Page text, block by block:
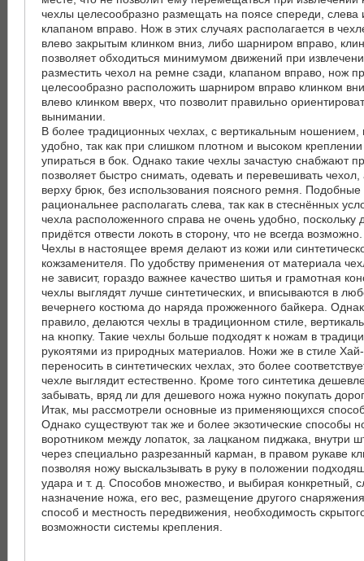
чехлы целесообразно размещать на поясе спереди, слева
клапаном вправо. Нож в этих случаях располагается в
влево закрытым клинком вниз, либо шарниром вправо,
позволяет обходиться минимумом движений при
разместить чехол на ремне сзади, клапаном вправо, нож
целесообразно расположить шарниром вправо клинком
влево клинком вверх, что позволит правильно
вынимании.
В более традиционных чехлах, с вертикальным ношением,
удобно, так как при слишком плотном и высоком
упираться в бок. Однако такие чехлы зачастую снабжают
позволяет быстро снимать, одевать и перевешивать чехол,
верху брюк, без использования поясного ремня. Подобные
рациональнее располагать слева, так как в стеснённых
чехла расположенного справа не очень удобно,
придётся отвести локоть в сторону, что не всегда возможно.
Чехлы в настоящее время делают из кожи или
кожзаменителя. По удобству применения от материала
не зависит, гораздо важнее качество шитья и грамотная
чехлы выглядят лучше синтетических, и вписываются в
вечернего костюма до наряда прожженного байкера.
правило, делаются чехлы в традиционном стиле,
на кнопку. Такие чехлы больше подходят к ножам в
рукоятями из природных материалов. Ножи же в стиле
переносить в синтетических чехлах, это более
чехле выглядит естественно. Кроме того синтетика
забывать, вряд ли для дешевого ножа нужно покупать
Итак, мы рассмотрели основные из применяющихся
Однако существуют так же и более экзотические способы
воротником между лопаток, за лацканом пиджака, внутри
через специально разрезанный карман, в правом рукаве
позволяя ножу выскальзывать в руку в положении
удара и т. д. Способов множество, и выбирая конкретный,
назначение ножа, его вес, размещение другого
способ и местность передвижения, необходимость
возможности системы крепления.